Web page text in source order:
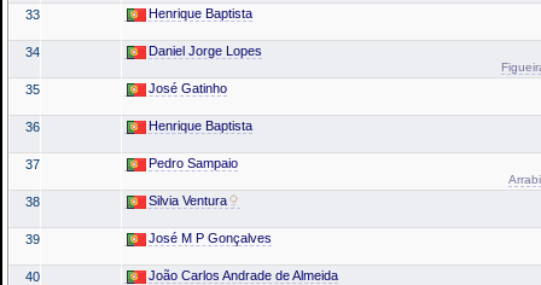
33 Henrique Baptista
34 Daniel Jorge Lopes
35 José Gatinho
36 Henrique Baptista
37 Pedro Sampaio
38 Silvia Ventura
39 José M P Gonçalves
40 João Carlos Andrade de Almeida